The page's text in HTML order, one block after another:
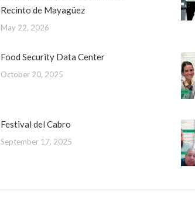
Recinto de Mayagüez
May 22, 2026
Food Security Data Center
October 20, 2025
Festival del Cabro
September 17, 2025